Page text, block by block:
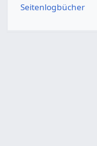
Seitenlogbücher